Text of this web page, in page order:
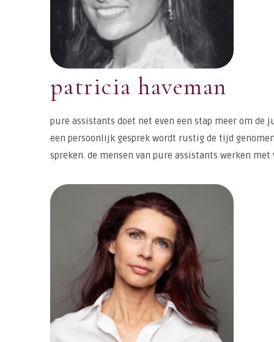
patricia haveman
pure assistants doet net even een stap meer om
een persoonlijk gesprek wordt rustig de tijd
spreken. de mensen van pure assistants werken